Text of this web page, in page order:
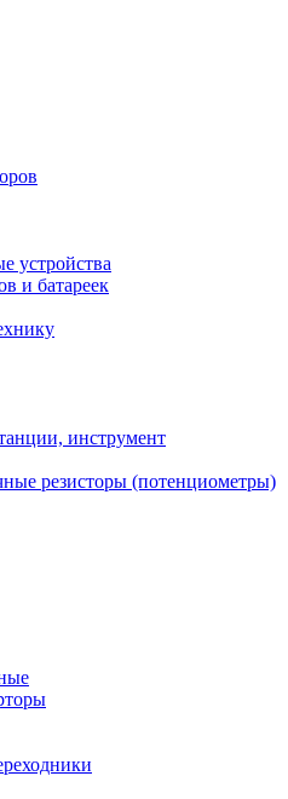
устройства
и батареек
инструмент
резисторы (потенциометры)